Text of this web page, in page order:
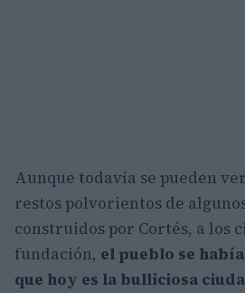
Aunque todavía se pueden
restos polvorientos de
construidos por Cortés, a los
fundación, el pueblo se
que hoy es la bulliciosa